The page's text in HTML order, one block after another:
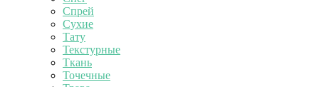
Спрей
Сухие
Тату
Текстурные
Ткань
Точечные